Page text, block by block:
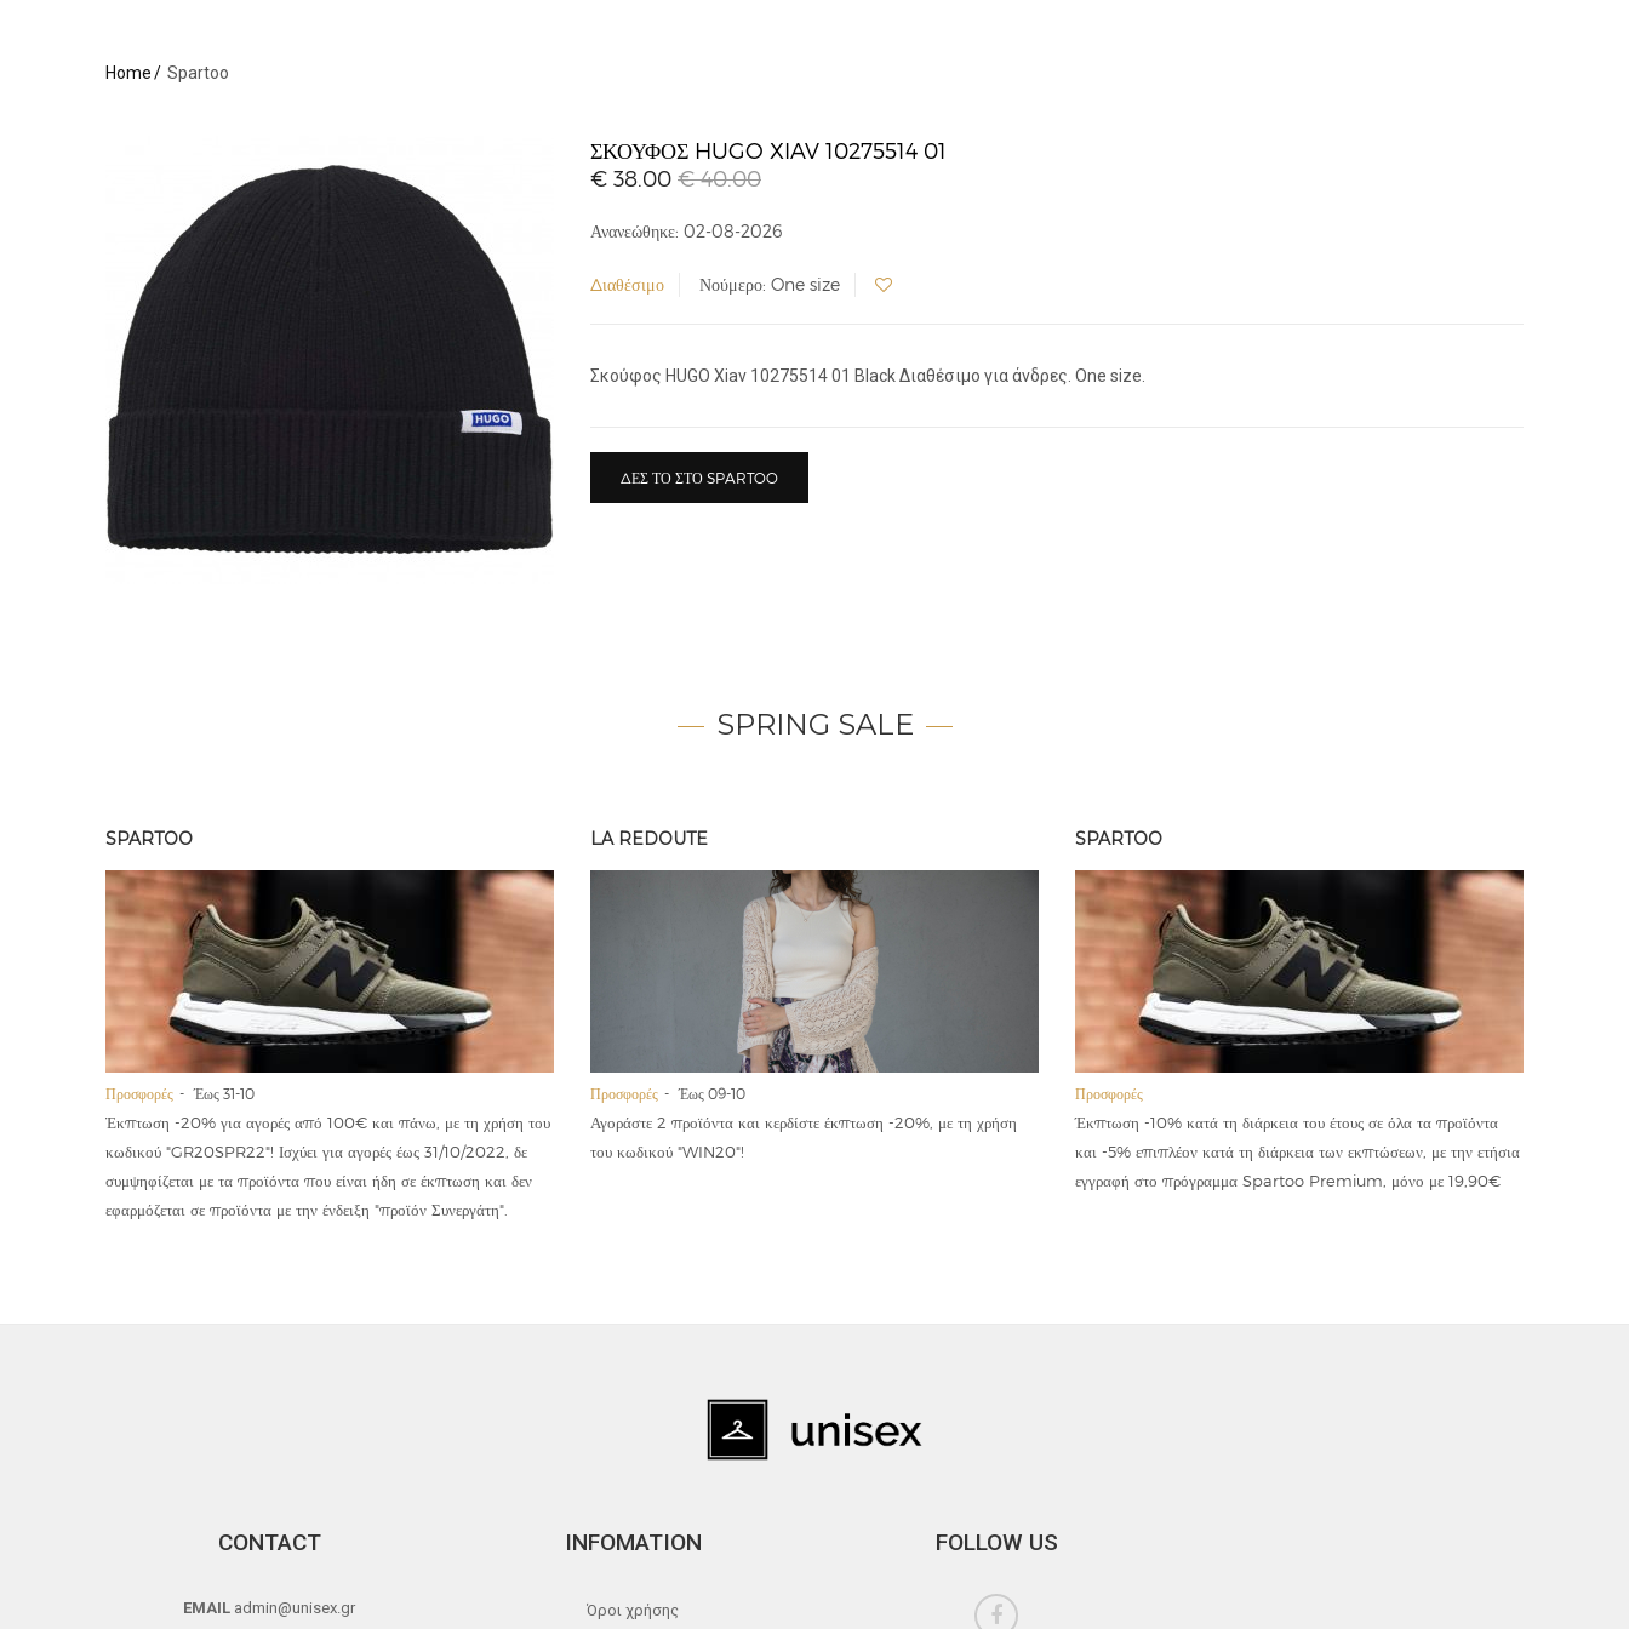
Home Spartoo
ΣΚΟΎΦΟΣ HUGO XIAV 10275514 01
€ 38.00 € 40.00
Ανανεώθηκε: 02-08-2026
Διαθέσιμο Νούμερο: One size
Σκούφος HUGO Xiav 10275514 01 Black Διαθέσιμο για άνδρες. One size.
ΔΕΣ ΤΟ ΣΤΟ SPARTOO
SPRING SALE
SPARTOO
Προσφορές Έως 31-10
Έκπτωση -20% για αγορές από 100€ και πάνω, με τη χρήση του
κωδικού "GR20SPR22"! Ισχύει για αγορές έως 31/10/2022, δε
συμψηφίζεται με τα προϊόντα που είναι ήδη σε έκπτωση και δεν
εφαρμόζεται σε προϊόντα με την ένδειξη "προϊόν Συνεργάτη".
LA REDOUTE
Προσφορές Έως 09-10
Αγοράστε 2 προϊόντα και κερδίστε έκπτωση -20%, με τη χρήση
του κωδικού "WIN20"!
SPARTOO
Προσφορές
Έκπτωση -10% κατά τη διάρκεια του έτους σε όλα τα προϊόντα
και -5% επιπλέον κατά τη διάρκεια των εκπτώσεων, με την ετήσια
εγγραφή στο πρόγραμμα Spartoo Premium, μόνο με 19,90€
CONTACT
EMAIL admin@unisex.gr
INFOMATION
Όροι χρήσης
FOLLOW US